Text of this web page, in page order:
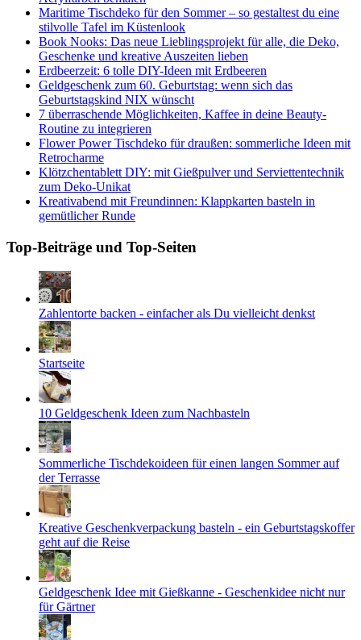
Maritime Tischdeko für den Sommer – so gestaltest du eine
stilvolle Tafel im Küstenlook
Book Nooks: Das neue Lieblingsprojekt für alle, die Deko,
Geschenke und kreative Auszeiten lieben
Erdbeerzeit: 6 tolle DIY-Ideen mit Erdbeeren
Geldgeschenk zum 60. Geburtstag: wenn sich das
Geburtstagskind NIX wünscht
7 überraschende Möglichkeiten, Kaffee in deine Beauty-
Routine zu integrieren
Flower Power Tischdeko für draußen: sommerliche Ideen mit
Retrocharme
Klötzchentablett DIY: mit Gießpulver und Serviettentechnik
zum Deko-Unikat
Kreativabend mit Freundinnen: Klappkarten basteln in
gemütlicher Runde
Top-Beiträge und Top-Seiten
Zahlentorte backen - einfacher als Du vielleicht denkst
Startseite
10 Geldgeschenk Ideen zum Nachbasteln
Sommerliche Tischdekoideen für einen langen Sommer auf
der Terrasse
Kreative Geschenkverpackung basteln - ein Geburtstagskoffer
geht auf die Reise
Geldgeschenk Idee mit Gießkanne - Geschenkidee nicht nur
für Gärtner